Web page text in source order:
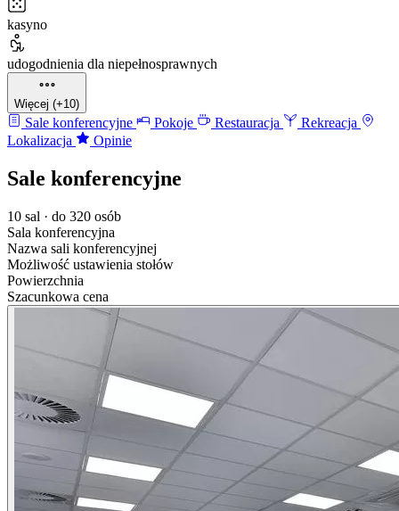
kasyno
udogodnienia dla niepełnosprawnych
Więcej (+10)
Sale konferencyjne Pokoje Restauracja
Rekreacja
Lokalizacja
Opinie
Sale konferencyjne
10 sal · do 320 osób
Sala konferencyjna
Nazwa sali konferencyjnej
Możliwość ustawienia stołów
Powierzchnia
Szacunkowa cena